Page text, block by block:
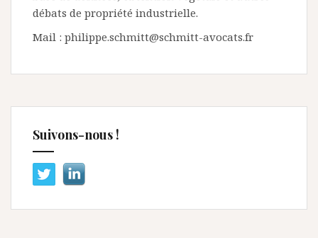
débats de propriété industrielle.
Mail : philippe.schmitt@schmitt-avocats.fr
Suivons-nous !